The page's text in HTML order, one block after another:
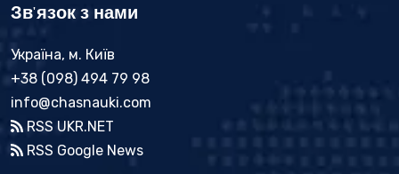
Зв'язок з нами
Україна, м. Київ
+38 (098) 494 79 98
info@chasnauki.com
RSS UKR.NET
RSS Google News